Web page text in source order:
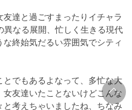
達と過ごすまったりイチャラ
なる展開、忙しく生きる現代
終始気だるい雰囲気でシティ
でもあるよなって、多忙な大
友達いたことないけどこんな
考えちゃいましたね、ちなみ